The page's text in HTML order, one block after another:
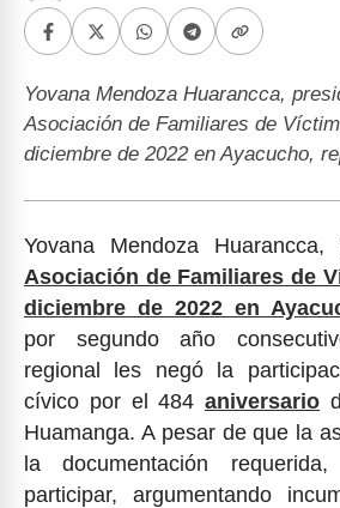
Yovana Mendoza Huarancca,
Asociación de Familiares de
diciembre de 2022 en Ayacucho,
Yovana Mendoza
Asociación de Familiares de
diciembre de 2022 en
por segundo año
regional les negó la
cívico por el 484 aniversario
Huamanga. A pesar de que la
la documentación
participar, argumentando